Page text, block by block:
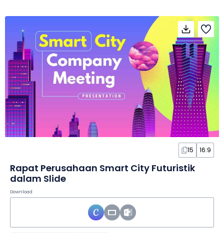
15 16:9
Rapat Perusahaan Smart City Futuristik
dalam Slide
Download